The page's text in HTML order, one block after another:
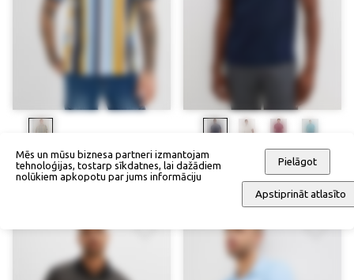
Polo krekliņš
42,90 €
Polo krekliņš
33,90 €
Mēs un mūsu biznesa partneri izmantojam
tehnoloģijas, tostarp sīkdatnes, lai dažādiem
nolūkiem apkopotu par jums informāciju
Pielāgot
Apstiprināt atlasīto